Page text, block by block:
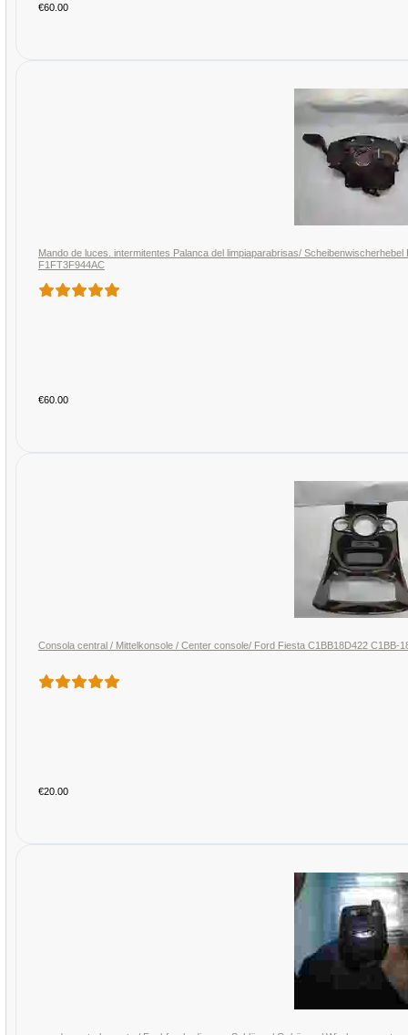
€60.00
Mando de luces. intermitentes Palanca del limpiaparabrisas/
F1FT3F944AC
€60.00
Consola central / Mittelkonsole / Center console/ Ford Fiesta C1BB18D422 C1BB-
€20.00